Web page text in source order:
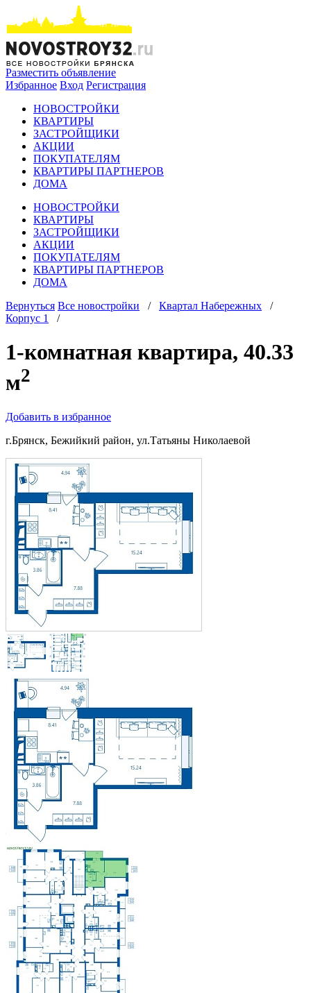
Разместить объявление
Избранное Вход Регистрация
НОВОСТРОЙКИ
КВАРТИРЫ
ЗАСТРОЙЩИКИ
АКЦИИ
ПОКУПАТЕЛЯМ
КВАРТИРЫ ПАРТНЕРОВ
ДОМА
НОВОСТРОЙКИ
КВАРТИРЫ
ЗАСТРОЙЩИКИ
АКЦИИ
ПОКУПАТЕЛЯМ
КВАРТИРЫ ПАРТНЕРОВ
ДОМА
Вернуться Все новостройки / Квартал Набережных
/
Корпус 1
/
1-комнатная квартира, 40.33
м2
Добавить в избранное
г.Брянск, Бежийкий район, ул.Татьяны Николаевой